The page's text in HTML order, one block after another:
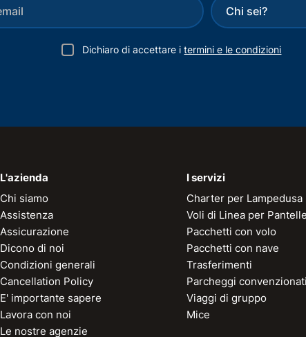
Dichiaro di accettare itermini e le condizioni
L'azienda
Chi siamo
Assistenza
Assicurazione
Dicono di noi
Condizioni generali
Cancellation Policy
E' importante sapere
Lavora con noi
Le nostre agenzie
I servizi
Charter per Lampedusa
Voli di Linea per
Pacchetti con volo
Pacchetti con nave
Trasferimenti
Parcheggi convenzionati
Viaggi di gruppo
Mice